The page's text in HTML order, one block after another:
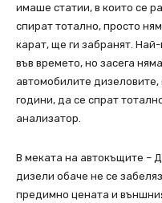
имаше статии, в които се
спират тотално, просто
карат, ще ги забранят.
във времето, но засега
автомобилите
години, да се спрат
анализатор.
В меката на автокъщите –
дизели обаче не се
предимно цената и